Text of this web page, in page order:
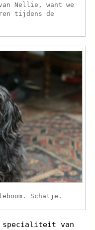
Nellie, want we
tijdens de
Schatje.
specialiteit van